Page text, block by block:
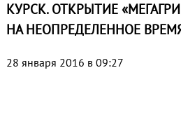
КУРСК. ОТКРЫТИЕ
НА НЕОПРЕДЕЛЕННОЕ
28 января 2016 в 09:27